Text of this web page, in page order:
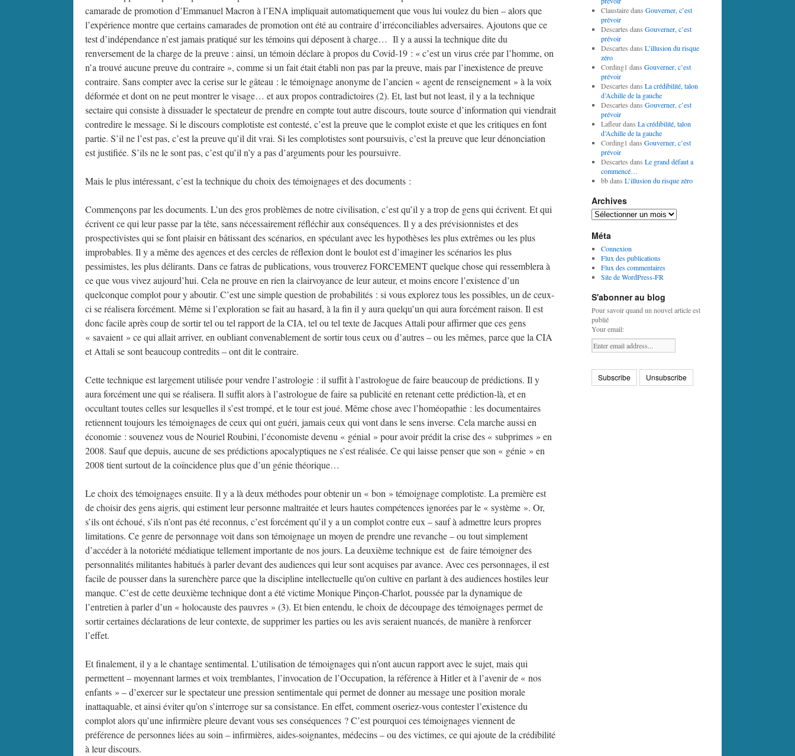
camarade de promotion d’Emmanuel Macron à l’ENA impliquait automatiquement que vous lui voulez du bien – alors que
l’expérience montre que certains camarades de promotion ont été au contraire d’irréconciliables adversaires. Ajoutons que ce
test d’indépendance n’est jamais pratiqué sur les témoins qui déposent à charge… Il y a aussi la technique dite du
renversement de la charge de la preuve : ainsi, un témoin déclare à propos du Covid-19 : « c’est un virus crée par l’homme, on
n’a trouvé aucune preuve du contraire », comme si un fait était établi non pas par la preuve, mais par l’inexistence de preuve
contraire. Sans compter avec la cerise sur le gâteau : le témoignage anonyme de l’ancien « agent de renseignement » à la voix
déformée et dont on ne peut montrer le visage… et aux propos contradictoires (2). Et, last but not least, il y a la technique
sectaire qui consiste à dissuader le spectateur de prendre en compte tout autre discours, toute source d’information qui viendrait
contredire le message. Si le discours complotiste est contesté, c’est la preuve que le complot existe et que les critiques en font
partie. S’il ne l’est pas, c’est la preuve qu’il dit vrai. Si les complotistes sont poursuivis, c’est la preuve que leur dénonciation
est justifiée. S’ils ne le sont pas, c’est qu’il n’y a pas d’arguments pour les poursuivre.
Mais le plus intéressant, c’est la technique du choix des témoignages et des documents :
Commençons par les documents. L’un des gros problèmes de notre civilisation, c’est qu’il y a trop de gens qui écrivent. Et qui
écrivent ce qui leur passe par la tête, sans nécessairement réfléchir aux conséquences. Il y a des prévisionnistes et des
prospectivistes qui se font plaisir en bâtissant des scénarios, en spéculant avec les hypothèses les plus extrêmes ou les plus
improbables. Il y a même des agences et des cercles de réflexion dont le boulot est d’imaginer les scénarios les plus
pessimistes, les plus délirants. Dans ce fatras de publications, vous trouverez FORCEMENT quelque chose qui ressemblera à
ce que vous vivez aujourd’hui. Cela ne prouve en rien la clairvoyance de leur auteur, et moins encore l’existence d’un
quelconque complot pour y aboutir. C’est une simple question de probabilités : si vous explorez tous les possibles, un de ceux-
ci se réalisera forcément. Même si l’exploration se fait au hasard, à la fin il y aura quelqu’un qui aura forcément raison. Il est
donc facile après coup de sortir tel ou tel rapport de la CIA, tel ou tel texte de Jacques Attali pour affirmer que ces gens
« savaient » ce qui allait arriver, en oubliant convenablement de sortir tous ceux ou d’autres – ou les mêmes, parce que la CIA
et Attali se sont beaucoup contredits – ont dit le contraire.
Cette technique est largement utilisée pour vendre l’astrologie : il suffit à l’astrologue de faire beaucoup de prédictions. Il y
aura forcément une qui se réalisera. Il suffit alors à l’astrologue de faire sa publicité en retenant cette prédiction-là, et en
occultant toutes celles sur lesquelles il s’est trompé, et le tour est joué. Même chose avec l’homéopathie : les documentaires
retiennent toujours les témoignages de ceux qui ont guéri, jamais ceux qui vont dans le sens inverse. Cela marche aussi en
économie : souvenez vous de Nouriel Roubini, l’économiste devenu « génial » pour avoir prédit la crise des « subprimes » en
2008. Sauf que depuis, aucune de ses prédictions apocalyptiques ne s’est réalisée. Ce qui laisse penser que son « génie » en
2008 tient surtout de la coïncidence plus que d’un génie théorique…
Le choix des témoignages ensuite. Il y a là deux méthodes pour obtenir un « bon » témoignage complotiste. La première est
de choisir des gens aigris, qui estiment leur personne maltraitée et leurs hautes compétences ignorées par le « système ». Or,
s’ils ont échoué, s’ils n’ont pas été reconnus, c’est forcément qu’il y a un complot contre eux – sauf à admettre leurs propres
limitations. Ce genre de personnage voit dans son témoignage un moyen de prendre une revanche – ou tout simplement
d’accéder à la notoriété médiatique tellement importante de nos jours. La deuxième technique est de faire témoigner des
personnalités militantes habitués à parler devant des audiences qui leur sont acquises par avance. Avec ces personnages, il est
facile de pousser dans la surenchère parce que la discipline intellectuelle qu’on cultive en parlant à des audiences hostiles leur
manque. C’est de cette deuxième technique dont a été victime Monique Pinçon-Charlot, poussée par la dynamique de
l’entretien à parler d’un « holocauste des pauvres » (3). Et bien entendu, le choix de découpage des témoignages permet de
sortir certaines déclarations de leur contexte, de supprimer les parties ou les avis seraient nuancés, de manière à renforcer
l’effet.
Et finalement, il y a le chantage sentimental. L’utilisation de témoignages qui n’ont aucun rapport avec le sujet, mais qui
permettent – moyennant larmes et voix tremblantes, l’invocation de l’Occupation, la référence à Hitler et à l’avenir de « nos
enfants » – d’exercer sur le spectateur une pression sentimentale qui permet de donner au message une position morale
inattaquable, et ainsi éviter qu’on s’interroge sur sa consistance. En effet, comment oseriez-vous contester l’existence du
complot alors qu’une infirmière pleure devant vous ses conséquences ? C’est pourquoi ces témoignages viennent de
préférence de personnes liées au soin – infirmières, aides-soignantes, médecins – ou des victimes, ce qui ajoute de la crédibilité
à leur discours.
Claustairedans Gouverner, c’est
prévoir
Descartes dans Gouverner, c’est
prévoir
Descartes dans L’illusion du risque
zéro
Cording1 dans Gouverner, c’est
prévoir
Descartes dans La crédibilité, talon
d’Achille de la gauche
Descartes dans Gouverner, c’est
prévoir
Lafleurdans La crédibilité, talon
d’Achille de la gauche
Cording1 dans Gouverner, c’est
prévoir
Descartes dans Le grand défaut a
commencé…
bbdans L’illusion du risque zéro
Archives
Archives
Méta
Connexion
Flux des publications
Flux des commentaires
Site de WordPress-FR
S'abonner au blog
Pour savoir quand un nouvel article est
publié
Your email: